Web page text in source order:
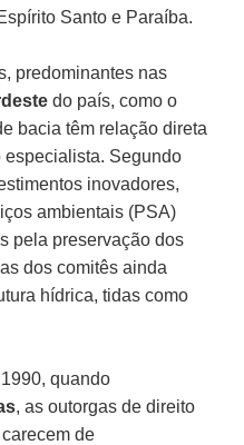
Santo e Paraíba.
predominantes nas
do país, como o
bacia têm relação direta
especialista. Segundo
inovadores,
ambientais (PSA)
pela preservação dos
dos comitês ainda
hídrica, tidas como
quando
, as outorgas de direito
de